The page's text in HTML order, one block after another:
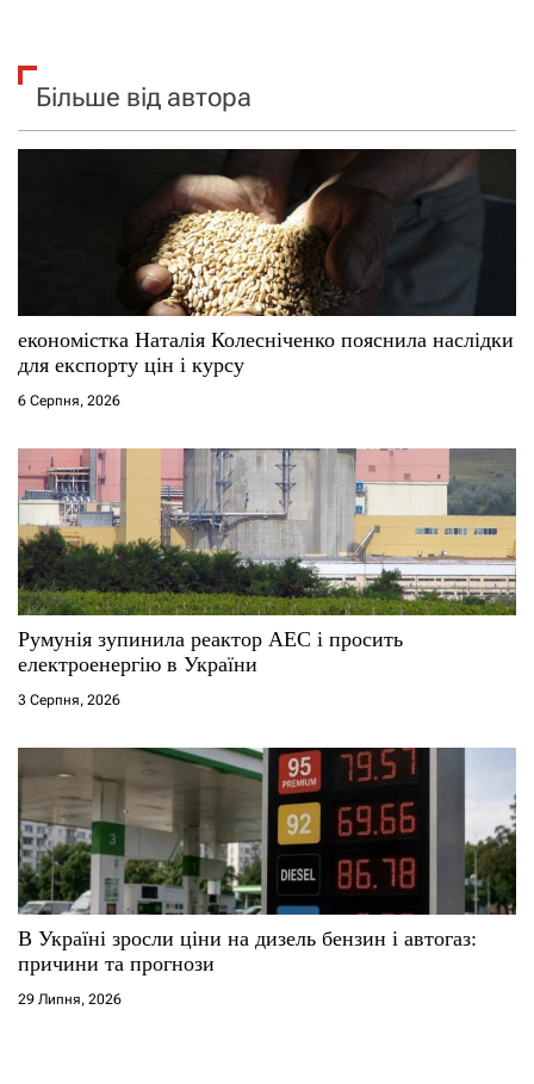
Більше від автора
економістка Наталія Колесніченко пояснила наслідки
для експорту цін і курсу
6 Серпня, 2026
Румунія зупинила реактор АЕС і просить
електроенергію в України
3 Серпня, 2026
В Україні зросли ціни на дизель бензин і автогаз:
причини та прогнози
29 Липня, 2026